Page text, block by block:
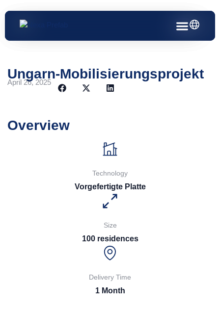
Inhalt
springen
Ungarn-Mobilisierungsprojekt
April 26, 2025
Overview
Technology
Vorgefertigte Platte
Size
100 residences
Delivery Time
1 Month